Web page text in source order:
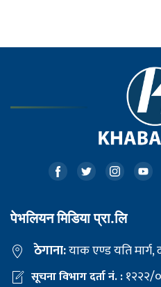
पेभलियन मिडिया प्रा.लि
ठेगाना:याक एण्ड यति मार्ग,
सूचना विभाग दर्ता नं. :१२२२/